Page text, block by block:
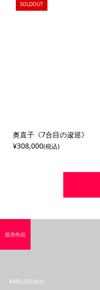
SOLDOUT
奥直子《7合目の逡巡》
¥308,000(税込)
¥480,000(税込)
販売作品